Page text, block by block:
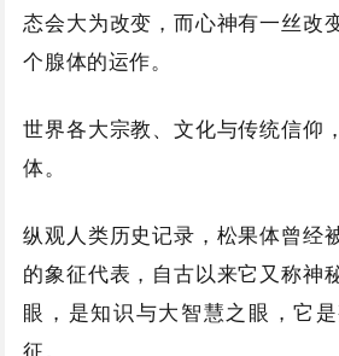
态会大为改变，而心神有一丝改
个腺体的运作。
世界各大宗教、文化与传统信仰
体。
纵观人类历史记录，松果体曾经
的象征代表，自古以来它又称神
眼，是知识与大智慧之眼，它